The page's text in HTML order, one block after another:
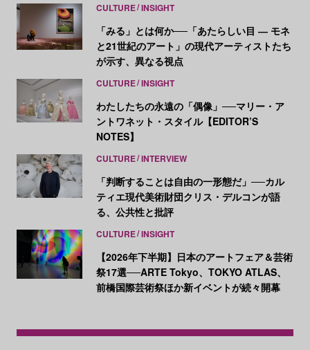
CULTURE INSIGHT
「みる」とは何か──「あたらしい目 ― モネ
と21世紀のアート」の現代アーティストたち
が示す、異なる視点
CULTURE INSIGHT
わたしたちの永遠の「偶像」──マリー・ア
ントワネット・スタイル【EDITOR’S
NOTES】
CULTURE INTERVIEW
「判断することは自由の一形態だ」──カル
ティエ現代美術財団クリス・デルコンが語
る、公共性と批評
CULTURE INSIGHT
【2026年下半期】日本のアートフェア＆芸術
祭17選──ARTE Tokyo、TOKYO ATLAS、
前橋国際芸術祭ほか新イベントが続々開幕